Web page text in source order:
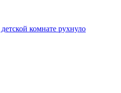
комнате рухнуло